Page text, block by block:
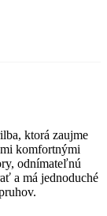
ktorá zaujme
komfortnými
odnímateľnú
a má jednoduché